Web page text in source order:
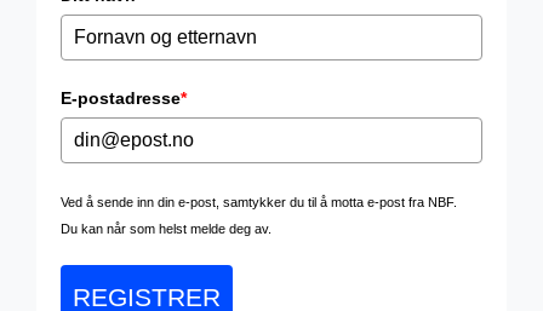
E-postadresse*
Ved å sende inn din e-post, samtykker du til å motta e-post fra NBF.
Du kan når som helst melde deg av.
REGISTRER